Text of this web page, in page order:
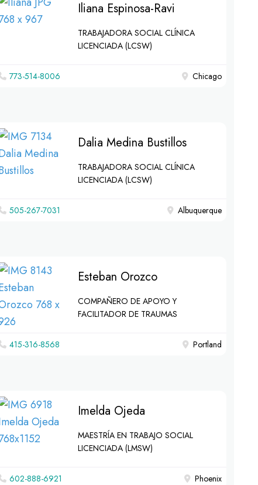
Iliana Espinosa-Ravi
TRABAJADORA SOCIAL CLÍNICA
LICENCIADA (LCSW)
773-514-8006 Chicago
Dalia Medina Bustillos
TRABAJADORA SOCIAL CLÍNICA
LICENCIADA (LCSW)
505-267-7031 Albuquerque
Esteban Orozco
COMPAÑERO DE APOYO Y
FACILITADOR DE TRAUMAS
415-316-8568 Portland
Imelda Ojeda
MAESTRÍA EN TRABAJO SOCIAL
LICENCIADA (LMSW)
602-888-6921 Phoenix